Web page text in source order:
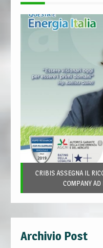
CRIBIS ASSEGNA IL
COMPANY AD
Archivio Post